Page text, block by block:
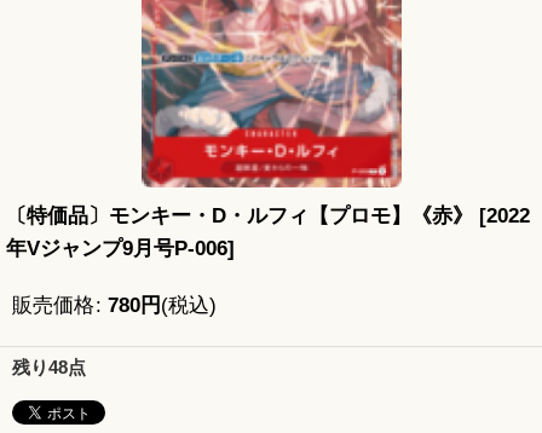
〔特価品〕モンキー・D・ルフィ【プロモ】《赤》 [2022
年Vジャンプ9月号P-006]
販売価格: 780円 (税込)
残り48点